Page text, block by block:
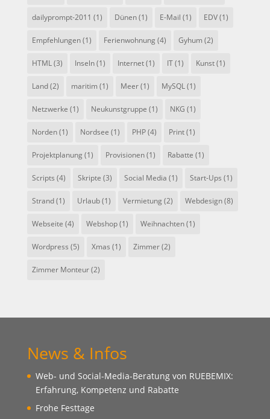
dailyprompt-2011 (1) Dünen(1) E-Mail (1) EDV(1)
Empfehlungen(1) Ferienwohnung (4) Gyhum(2)
HTML(3) Inseln(1) Internet(1) IT(1) Kunst(1)
Land(2) maritim(1) Meer(1) MySQL(1)
Netzwerke (1) Neukunstgruppe (1) NKG (1)
Norden(1) Nordsee (1) PHP(4) Print(1)
Projektplanung (1) Provisionen(1) Rabatte (1)
Scripts (4) Skripte (3) Social Media (1) Start-Ups (1)
Strand(1) Urlaub(1) Vermietung (2) Webdesign(8)
Webseite (4) Webshop(1) Weihnachten(1)
Wordpress (5) Xmas (1) Zimmer(2)
Zimmer Monteur(2)
News & Infos
Web- und Social-Media-Beratung von RUEBEMIX:
Erfahrung, Kompetenz und Rabatte
Frohe Festtage